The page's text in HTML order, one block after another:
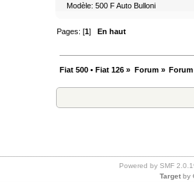
Modèle: 500 F Auto Bulloni
Pages: [1]En haut
Fiat 500 • Fiat 126 » Forum»
Powered by SMF
Target by